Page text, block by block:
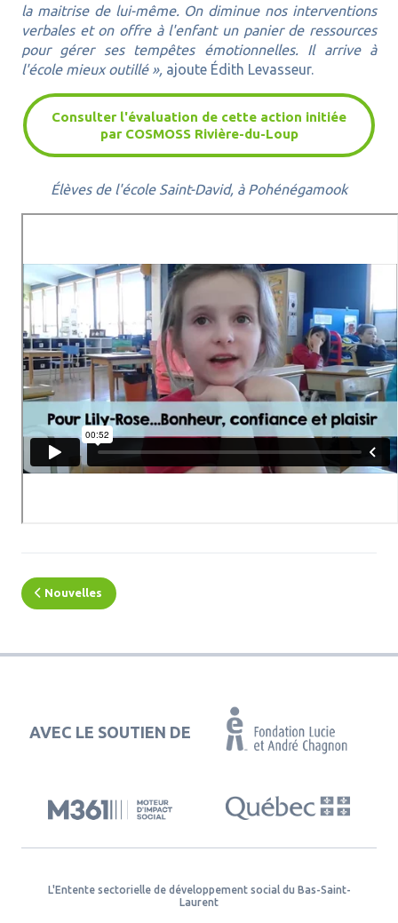
la maitrise de lui-même. On diminue nos interventions
verbales et on offre à l'enfant un panier de ressources
pour gérer ses tempêtes émotionnelles. Il arrive à
l'école mieux outillé », ajoute Édith Levasseur.
Consulter l'évaluation de cette action initiée
par COSMOSS Rivière-du-Loup
Élèves de l'école Saint-David, à Pohénégamook
Nouvelles
AVEC LE SOUTIEN DE
L'Entente sectorielle de développement social du Bas-Saint-
Laurent